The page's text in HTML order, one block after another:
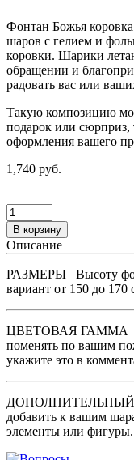
Фонтан Божья
шаров с гелием и
коровки. Шарики
обращении и
радовать вас или
Такую композицию
подарок или сюрприз,
оформления вашего
1,740 руб.
В корзину
Описание
РАЗМЕРЫ Высоту
вариант от 150 до 170
ЦВЕТОВАЯ ГАММА
поменять по вашим
укажите это в
добавить к вашим
элементы или